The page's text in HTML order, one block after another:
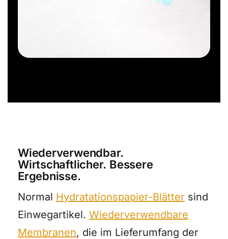
Wiederverwendbar.
Wirtschaftlicher. Bessere
Ergebnisse.
Normal Hydratationspapier-Blätter sind
Einwegartikel. Wiederverwendbare
Membranen, die im Lieferumfang der